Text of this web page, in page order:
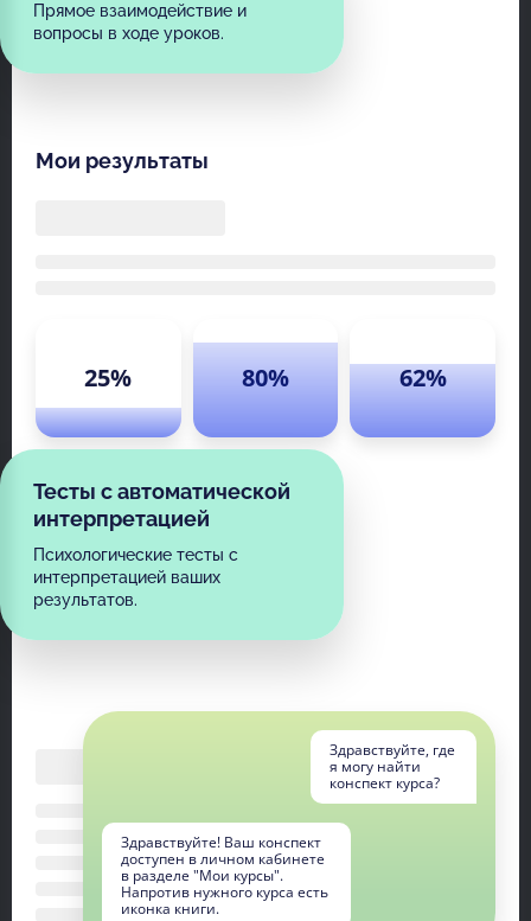
Прямое взаимодействие и
вопросы в ходе уроков.
Мои результаты
25% 80% 62%
Тесты с автоматической
интерпретацией
Психологические тесты с
интерпретацией ваших
результатов.
Здравствуйте, где
я могу найти
конспект курса?
Здравствуйте! Ваш конспект
доступен в личном кабинете
в разделе "Мои курсы".
Напротив нужного курса есть
иконка книги.